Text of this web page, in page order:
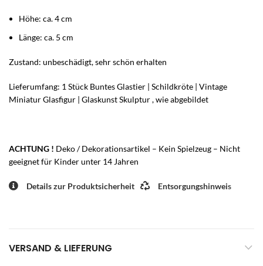
Höhe: ca. 4 cm
Länge: ca. 5 cm
Zustand: unbeschädigt, sehr schön erhalten
Lieferumfang: 1 Stück Buntes Glastier | Schildkröte | Vintage
Miniatur Glasfigur | Glaskunst Skulptur, wie abgebildet
ACHTUNG ! Deko / Dekorationsartikel – Kein Spielzeug – Nicht
geeignet für Kinder unter 14 Jahren
Details zur Produktsicherheit Entsorgungshinweis
VERSAND & LIEFERUNG